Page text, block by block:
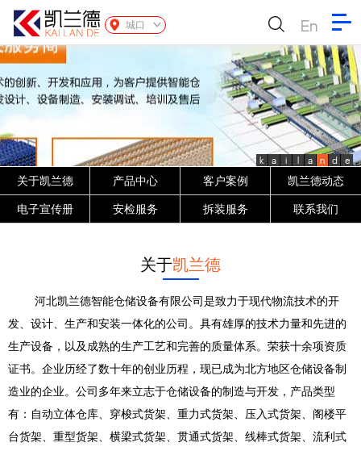
城口 En
k a i l a n d e
关于凯兰德 产品中心 客户案例 凯兰德动态
电子宣传册 安检服务 拆装服务 联系我们
关于凯兰德
河北凯兰德智能仓储设备有限公司是致力于现代物流技术的开
发、设计、生产和安装一体化的公司。具有雄厚的技术力量和先进的
生产设备，以及成熟的生产工艺和完善的质量体系。荣获十余项资质
证书。企业历经了数十年的创业历程，现已成为北方地区仓储设备制
造业的企业。公司多年来立志于仓储设备的制造与开发，产品类型
有：自动立体仓库、穿梭式货架、重力式货架、压入式货架、阁楼平
台货架、重型货架、横梁式货架、贯通式货架、线棒式货架、流利式